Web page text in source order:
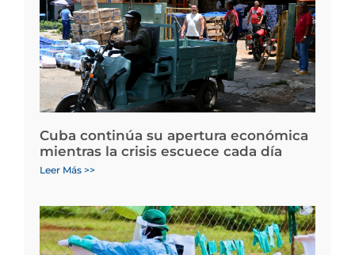
Cuba continúa su apertura económica
mientras la crisis escuece cada día
Leer Más >>